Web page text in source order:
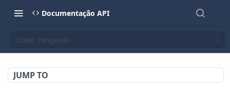
Documentação API
Obter Despesas
JUMP TO